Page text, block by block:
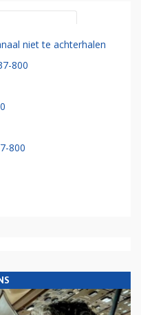
niet te achterhalen
800
800